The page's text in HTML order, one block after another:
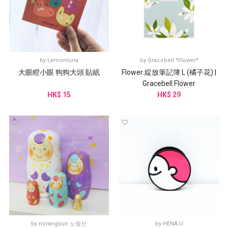
by Lemonluna
大眼瞪小眼 狗狗大頭 貼紙
HK$ 15
by Gracebell *Flower*
Flower 綻放筆記簿 L (橘子花) |
Gracebell Flower
HK$ 29
by norangsun 노랑선 by HENA:U